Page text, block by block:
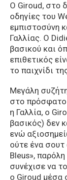
Ο Giroud, στο
οδηγίες του
εμπιστοσύνη
Γαλλίας. Ο
βασικού και
επιθετικός
το παιχνίδι
Μεγάλη
στο πρόσφατο
η Γαλλία, ο
βασικός) δεν
ενώ
ούτε ένα
Bleus»,
συνέχισε να
ο Giroud μέσα